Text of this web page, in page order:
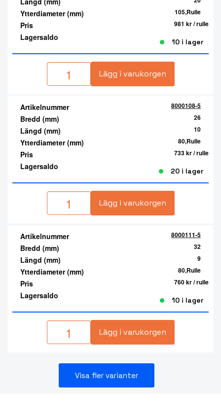
Ytterdiameter (mm) 105,Rulle
Pris 981 kr/ rulle
Lagersaldo 10 i lager
Lägg i varukorgen
Artikelnummer 8000108-5
Bredd (mm) 26
Längd (mm) 10
Ytterdiameter (mm) 80,Rulle
Pris 733 kr/ rulle
Lagersaldo 20 i lager
Lägg i varukorgen
Artikelnummer 8000111-5
Bredd (mm) 32
Längd (mm) 9
Ytterdiameter (mm) 80,Rulle
Pris 760 kr/ rulle
Lagersaldo 10 i lager
Lägg i varukorgen
Visa fler varianter